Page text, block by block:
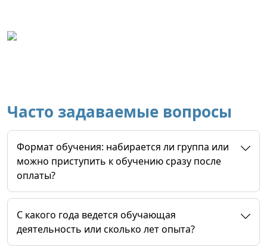
Часто задаваемые вопросы
Формат обучения: набирается ли группа или
можно приступить к обучению сразу после
оплаты?
C какого года ведется обучающая
деятельность или сколько лет опыта?